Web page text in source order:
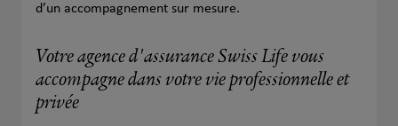
d’un accompagnement sur mesure.
Votre agence d'assurance Swiss Life vous
accompagne dans votre vie professionnelle et
privée